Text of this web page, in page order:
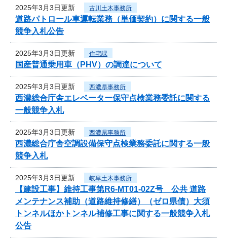
2025年3月3日更新 古川土木事務所
道路パトロール車運転業務（単価契約）に関する一般
競争入札公告
2025年3月3日更新 住宅課
国産普通乗用車（PHV）の調達について
2025年3月3日更新 西濃県事務所
西濃総合庁舎エレベーター保守点検業務委託に関する
一般競争入札
2025年3月3日更新 西濃県事務所
西濃総合庁舎空調設備保守点検業務委託に関する一般
競争入札
2025年3月3日更新 岐阜土木事務所
【建設工事】維持工事第R6-MT01-02Z号 公共 道路
メンテナンス補助（道路維持修繕）（ゼロ県債）大須
トンネルほかトンネル補修工事に関する一般競争入札
公告